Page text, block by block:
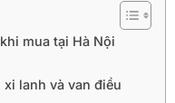
mua tại Hà Nội
lanh và van điều